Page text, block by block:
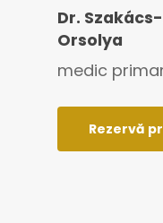
Dr.
Orsolya
medic
Rezervă